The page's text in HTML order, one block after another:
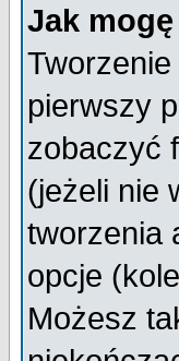
Jak
pierwszy
zobaczyć
(jeżeli nie
tworzenia
opcje
Możesz